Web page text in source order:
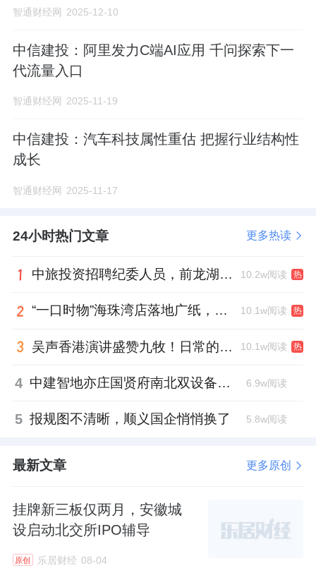
智通财经网 2025-12-10
中信建投：阿里发力C端AI应用 千问探索下一
代流量入口
智通财经网 2025-11-19
中信建投：汽车科技属性重估 把握行业结构性
成长
智通财经网 2025-11-17
24小时热门文章 更多热读
中旅投资招聘纪委人员，前龙湖副总裁胡若翔掌舵 10.2w阅读 热
“一口时物”海珠湾店落地广纸，越秀地产以“新鲜现制”商业新场景打造社区高品质生活 10.1w阅读 热
吴声香港演讲盛赞九牧！日常的小锚点变成科技突破点！ 10.1w阅读 热
4 中建智地亦庄国贤府南北双设备平台，得房率创区域新高 6.9w阅读
5 报规图不清晰，顺义国企悄悄换了 5.8w阅读
最新文章 更多原创
挂牌新三板仅两月，安徽城
设启动北交所IPO辅导
原创 乐居财经 08-04